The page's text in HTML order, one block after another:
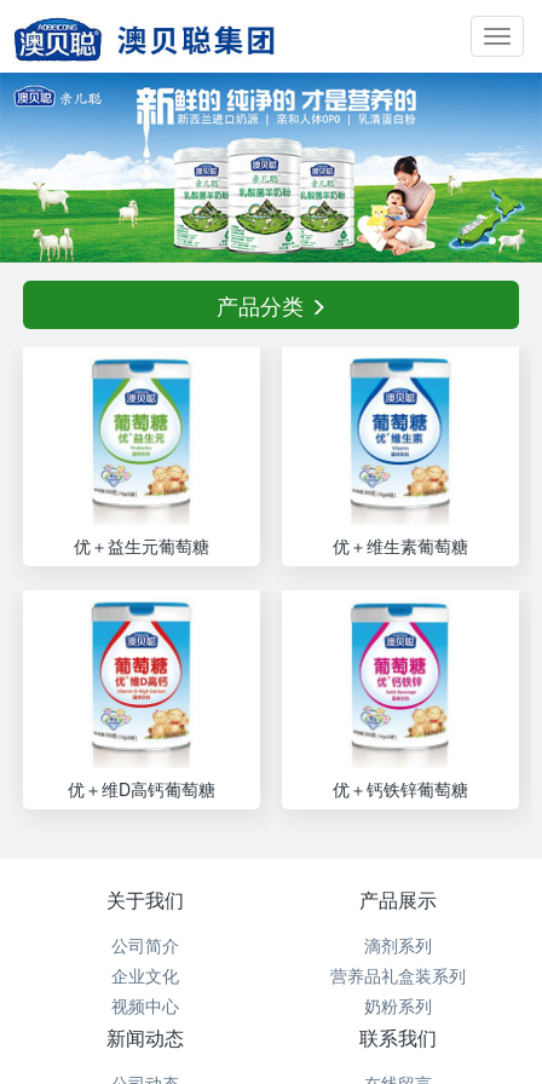
产品分类
优＋益生元葡萄糖 优＋维生素葡萄糖
优＋维D高钙葡萄糖 优＋钙铁锌葡萄糖
关于我们
公司简介
企业文化
视频中心
产品展示
滴剂系列
营养品礼盒装系列
奶粉系列
新闻动态 联系我们